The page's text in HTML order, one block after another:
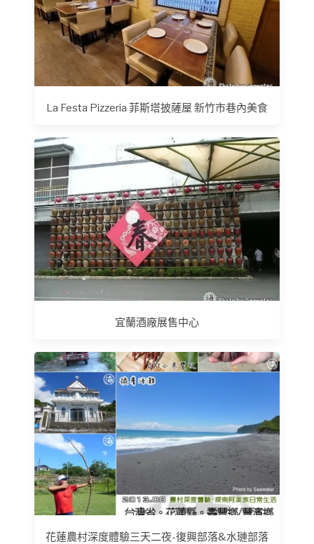
La Festa Pizzeria 菲斯塔披薩屋 新竹市巷內美食
宜蘭酒廠展售中心
花蓮農村深度體驗三天二夜-復興部落&水璉部落